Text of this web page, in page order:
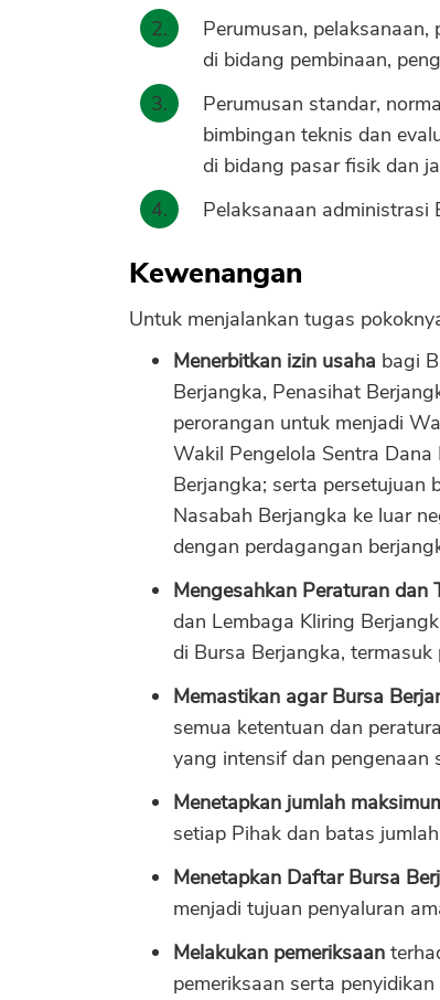
Perumusan,
di bidang pembinaan,
Perumusan standar,
bimbingan teknis dan
di bidang pasar fisik dan
Pelaksanaan administrasi
Kewenangan
Untuk menjalankan tugas
Menerbitkan izin usaha bagi
Berjangka, Penasihat
perorangan untuk menjadi
Wakil Pengelola Sentra
Berjangka; serta persetujuan
Nasabah Berjangka ke luar
dengan perdagangan
Mengesahkan Peraturan dan
dan Lembaga Kliring
di Bursa Berjangka, termasuk
Memastikan agar Bursa
semua ketentuan dan
yang intensif dan pengenaan
Menetapkan jumlah
setiap Pihak dan batas
Menetapkan Daftar Bursa
menjadi tujuan penyaluran
Melakukan pemeriksaan
pemeriksaan serta